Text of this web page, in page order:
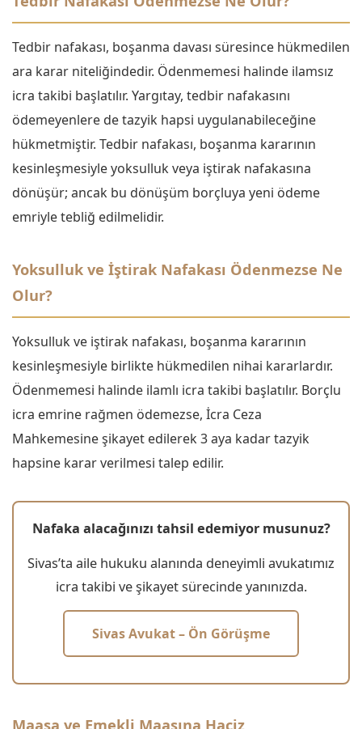
Tedbir nafakası, boşanma davası süresince hükmedilen
ara karar niteliğindedir. Ödenmemesi halinde ilamsız
icra takibi başlatılır. Yargıtay, tedbir nafakasını
ödemeyenlere de tazyik hapsi uygulanabileceğine
hükmetmiştir. Tedbir nafakası, boşanma kararının
kesinleşmesiyle yoksulluk veya iştirak nafakasına
dönüşür; ancak bu dönüşüm borçluya yeni ödeme
emriyle tebliğ edilmelidir.
Yoksulluk ve İştirak Nafakası Ödenmezse Ne
Olur?
Yoksulluk ve iştirak nafakası, boşanma kararının
kesinleşmesiyle birlikte hükmedilen nihai kararlardır.
Ödenmemesi halinde ilamlı icra takibi başlatılır. Borçlu
icra emrine rağmen ödemezse, İcra Ceza
Mahkemesine şikayet edilerek 3 aya kadar tazyik
hapsine karar verilmesi talep edilir.
Nafaka alacağınızı tahsil edemiyor musunuz?
Sivas’ta aile hukuku alanında deneyimli avukatımız
icra takibi ve şikayet sürecinde yanınızda.
Sivas Avukat – Ön Görüşme
Maaşa ve Emekli Maaşına Haciz